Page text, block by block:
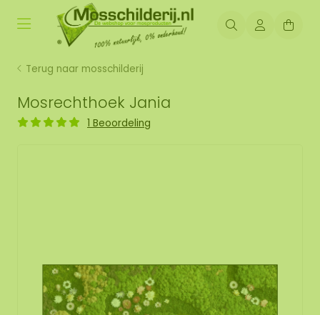
Terug naar mosschilderij
Mosrechthoek Jania
1 Beoordeling